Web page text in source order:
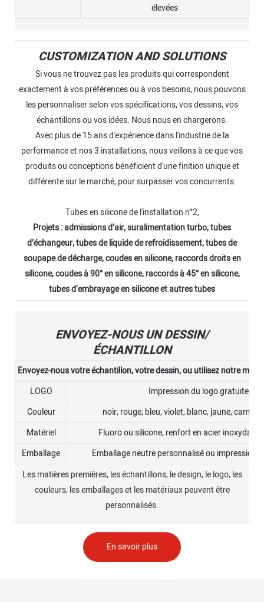
élevées
CUSTOMIZATION AND SOLUTIONS
Si vous ne trouvez pas les produits qui correspondent
exactement à vos préférences ou à vos besoins, nous pouvons
les personnaliser selon vos spécifications, vos dessins, vos
échantillons ou vos idées. Nous nous en chargerons.
Avec plus de 15 ans d'expérience dans l'industrie de la
performance et nos 3 installations, nous veillons à ce que vos
produits ou conceptions bénéficient d'une finition unique et
différente sur le marché, pour surpasser vos concurrents.
Tubes en silicone de l'installation n°2,
Projets : admissions d’air, suralimentation turbo, tubes
d’échangeur, tubes de liquide de refroidissement, tubes de
soupape de décharge, coudes en silicone, raccords droits en
silicone, coudes à 90° en silicone, raccords à 45° en silicone,
tubes d’embrayage en silicone et autres tubes
ENVOYEZ-NOUS UN DESSIN/
ÉCHANTILLON
Envoyez-nous votre échantillon, votre dessin, ou utilisez notre
LOGO
Impression du logo gratuite
Couleur
noir, rouge, bleu, violet, blanc, jaune,
Matériel
Fluoro ou silicone, renfort en acier
Emballage
Emballage neutre personnalisé ou impression
Les matières premières, les échantillons, le design, le logo, les
couleurs, les emballages et les matériaux peuvent être
personnalisés.
En savoir plus